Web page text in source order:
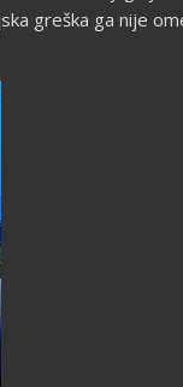
greška ga nije